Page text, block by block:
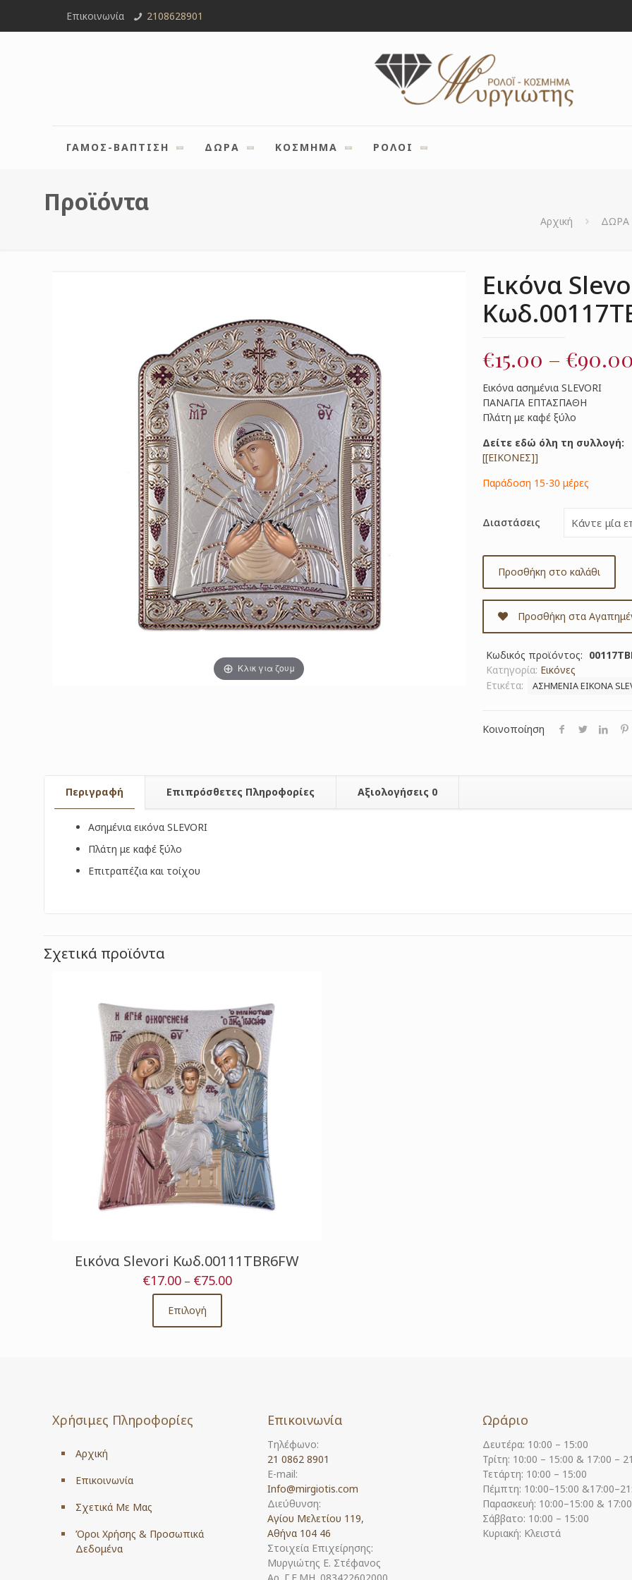
Επικοινωνία 2108628901
ΓΑΜΟΣ-ΒΑΠΤΙΣΗ ΔΩΡΑ ΚΟΣΜΗΜΑ ΡΟΛΟΙ
Προϊόντα
Αρχική ΔΩΡΑ
Κλικ για ζουμ
Εικόνα
€15.00 – €90.00
Εικόνα ασημένια SLEVORI
ΠΑΝΑΓΙΑ ΕΠΤΑΣΠΑΘΗ
Πλάτη με καφέ ξύλο
Δείτε εδώ όλη τη συλλογή:
[[ΕΙΚΟΝΕΣ]]
Παράδοση 15-30 μέρες
Διαστάσεις
Προσθήκη στο καλάθι
Προσθήκη στα
Κωδικός προϊόντος:
Κατηγορία: Εικόνες
Ετικέτα:
ΑΣΗΜΕΝΙΑ ΕΙΚΟΝΑ
Κοινοποίηση
Περιγραφή Επιπρόσθετες Πληροφορίες Αξιολογήσεις 0
Ασημένια εικόνα SLEVORI
Πλάτη με καφέ ξύλο
Επιτραπέζια και τοίχου
Σχετικά προϊόντα
Εικόνα Slevori Κωδ.00111TBR6FW
€17.00 – €75.00Price
Επιλογή
This
product
may
page
Χρήσιμες Πληροφορίες
Αρχική
Επικοινωνία
Σχετικά Με Μας
Όροι Χρήσης & Προσωπικά
Δεδομένα
Επικοινωνία
Τηλέφωνο:
21 0862 8901
E-mail:
Info@mirgiotis.com
Διεύθυνση:
Αγίου Μελετίου 119,
Αθήνα 104 46
Στοιχεία Επιχείρησης:
Μυργιώτης Ε. Στέφανος
Αρ. Γ.Ε.ΜΗ. 083422602000
Ωράριο
Δευτέρα: 10:00 – 15:00
Τρίτη: 10:00 – 15:00 & 17:00 –
Τετάρτη: 10:00 – 15:00
Πέμπτη: 10:00–15:00
Παρασκευή: 10:00–15:00 &
Σάββατο: 10:00 – 15:00
Κυριακή: Κλειστά